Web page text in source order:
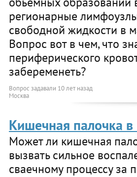
регионарные
свободной жидкости в
Вопрос вот в чем, что
периферического
забеременеть?
Вопрос задавали 10 лет назад
Москва
Кишечная палочка в
Может ли кишечная
вызвать сильное
сваечному процессу за